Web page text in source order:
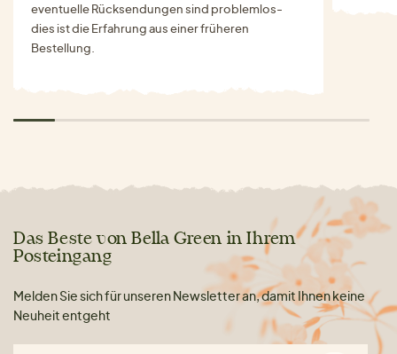
eventuelle Rücksendungen sind problemlos-
dies ist die Erfahrung aus einer früheren
Bestellung.
Das Beste von Bella Green in Ihrem
Posteingang
Melden Sie sich für unseren Newsletter an, damit Ihnen keine
Neuheit entgeht